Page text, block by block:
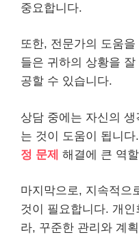
중요합니다.
또한, 전문가의 도움
들은 귀하의 상황을
공할 수 있습니다.
상담 중에는 자신의
는 것이 도움이 됩니
정 문제
해결에 큰 역
마지막으로, 지속적으
것이 필요합니다. 개
라, 꾸준한 관리와 계